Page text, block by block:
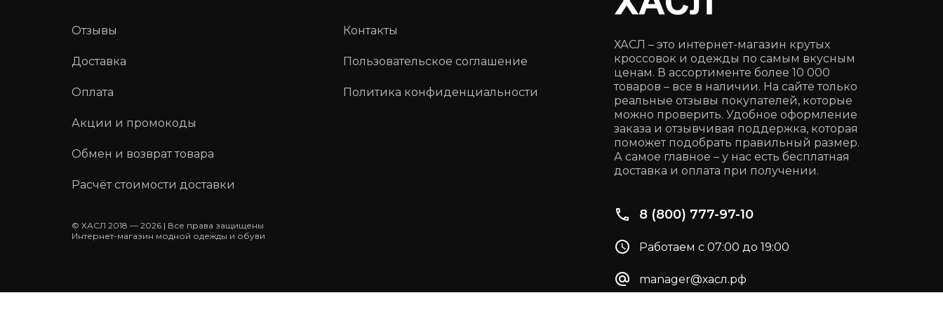
Отзывы
Доставка
Оплата
Акции и промокоды
Обмен и возврат товара
Расчёт стоимости доставки
© ХАСЛ 2018 — 2026 | Все права защищены
Интернет-магазин модной одежды и обуви
Контакты
Пользовательское соглашение
Политика конфиденциальности
ХАСЛ – это интернет-магазин крутых
кроссовок и одежды по самым вкусным
ценам. В ассортименте более 10 000
товаров – все в наличии. На сайте только
реальные отзывы покупателей, которые
можно проверить. Удобное оформление
заказа и отзывчивая поддержка, которая
поможет подобрать правильный размер.
А самое главное – у нас есть бесплатная
доставка и оплата при получении.
8 (800) 777-97-10
Работаем с 07:00 до 19:00
manager@хасл.рф